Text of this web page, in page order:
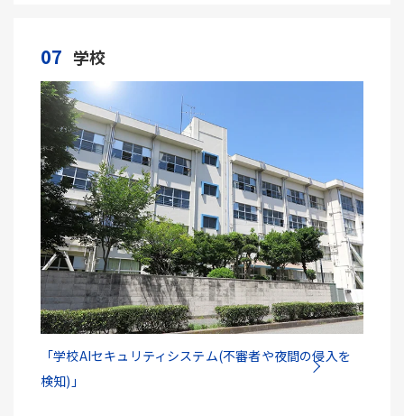
07 学校
「学校AIセキュリティシステム(不審者や夜間の侵入を
検知)」